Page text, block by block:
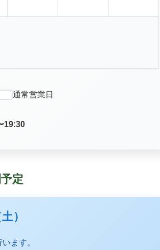
通常営業日
19:30
定
）
ます。